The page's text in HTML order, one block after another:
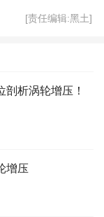
[责任编辑:黑土]
析涡轮增压！
增压